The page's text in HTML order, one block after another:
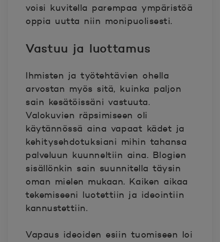
voisi kuvitella parempaa ympäristöä
oppia uutta niin monipuolisesti.
Vastuu ja luottamus
Ihmisten ja työtehtävien ohella
arvostan myös sitä, kuinka paljon
sain kesätöissäni vastuuta.
Valokuvien räpsimiseen oli
käytännössä aina vapaat kädet ja
kehitysehdotuksiani mihin tahansa
palveluun kuunneltiin aina. Blogien
sisällönkin sain suunnitella täysin
oman mielen mukaan. Kaiken aikaa
tekemiseeni luotettiin ja ideointiin
kannustettiin.
Vapaus ideoiden esiin tuomiseen loi